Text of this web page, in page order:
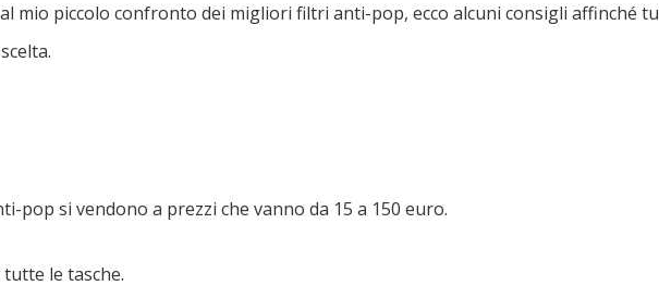
mio piccolo confronto dei migliori filtri anti-pop, ecco alcuni consigli affinché tu
pop si vendono a prezzi che vanno da 15 a 150 euro.
tutte le tasche.